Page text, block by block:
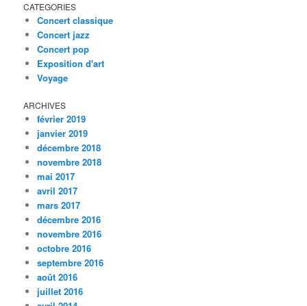
CATEGORIES
Concert classique
Concert jazz
Concert pop
Exposition d'art
Voyage
ARCHIVES
février 2019
janvier 2019
décembre 2018
novembre 2018
mai 2017
avril 2017
mars 2017
décembre 2016
novembre 2016
octobre 2016
septembre 2016
août 2016
juillet 2016